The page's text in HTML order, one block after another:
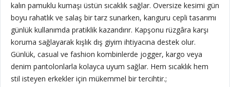
kalın pamuklu kumaşı üstün sıcaklık sağlar. Oversize kesimi gün
boyu rahatlık ve salaş bir tarz sunarken, kanguru cepli tasarımı
günlük kullanımda pratiklik kazandırır. Kapşonu rüzgâra karşı
koruma sağlayarak kışlık dış giyim ihtiyacına destek olur.
Günlük, casual ve fashion kombinlerde jogger, kargo veya
denim pantolonlarla kolayca uyum sağlar. Hem sıcaklık hem
stil isteyen erkekler için mükemmel bir tercihtir.;